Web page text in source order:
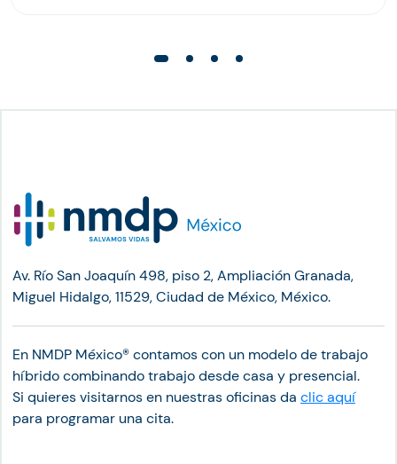
Av. Río San Joaquín 498, piso 2, Ampliación Granada,
Miguel Hidalgo, 11529, Ciudad de México, México.
En NMDP México®︎ contamos con un modelo de trabajo
híbrido combinando trabajo desde casa y presencial.
Si quieres visitarnos en nuestras oficinas da clic aquí
para programar una cita.